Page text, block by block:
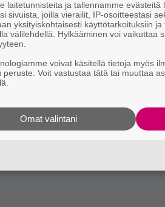
Vidgren
laitetunnisteita ja tallennamme evästeitä
sivuista, joilla vierailit, IP-osoitteestasi
yksityiskohtaisesti käyttötarkoituksiin
välilehdellä. Hylkääminen voi vaikuttaa
voivat käsitellä tietoja myös
peruste. Voit vastustaa tätä tai muuttaa
Omat valintani